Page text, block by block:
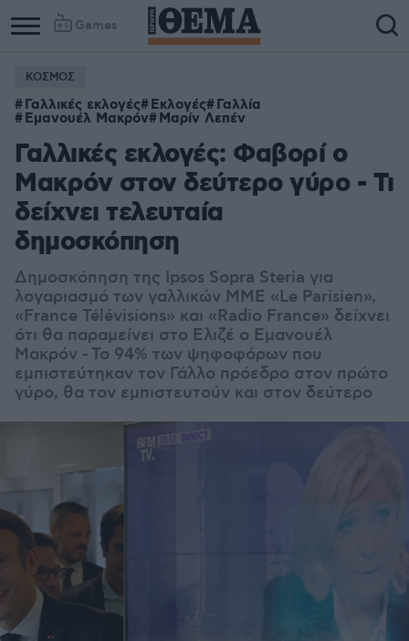
Games
ΚΟΣΜΟΣ
Γαλλικές εκλογές Εκλογές Γαλλία
Εμανουέλ Μακρόν Μαρίν Λεπέν
Γαλλικές εκλογές: Φαβορί ο
Μακρόν στον δεύτερο γύρο - Τι
δείχνει τελευταία
δημοσκόπηση
Δημοσκόπηση της Ipsos Sopra Steria για
λογαριασμό των γαλλικών ΜΜΕ «Le Parisien»,
«France Télévisions» και «Radio France» δείχνει
ότι θα παραμείνει στο Ελιζέ ο Εμανουέλ
Μακρόν - Το 94% των ψηφοφόρων που
εμπιστεύτηκαν τον Γάλλο πρόεδρο στον πρώτο
γύρο, θα τον εμπιστευτούν και στον δεύτερο